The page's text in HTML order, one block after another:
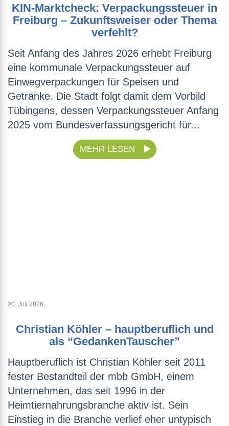
KIN-Marktcheck: Verpackungssteuer in
Freiburg – Zukunftsweiser oder Thema
verfehlt?
Seit Anfang des Jahres 2026 erhebt Freiburg
eine kommunale Verpackungssteuer auf
Einwegverpackungen für Speisen und
Getränke. Die Stadt folgt damit dem Vorbild
Tübingens, dessen Verpackungssteuer Anfang
2025 vom Bundesverfassungsgericht für...
MEHR LESEN
20. Juli 2026
Christian Köhler – hauptberuflich und
als “GedankenTauscher”
Hauptberuflich ist Christian Köhler seit 2011
fester Bestandteil der mbb GmbH, einem
Unternehmen, das seit 1996 in der
Heimtiernahrungsbranche aktiv ist. Sein
Einstieg in die Branche verlief eher untypisch